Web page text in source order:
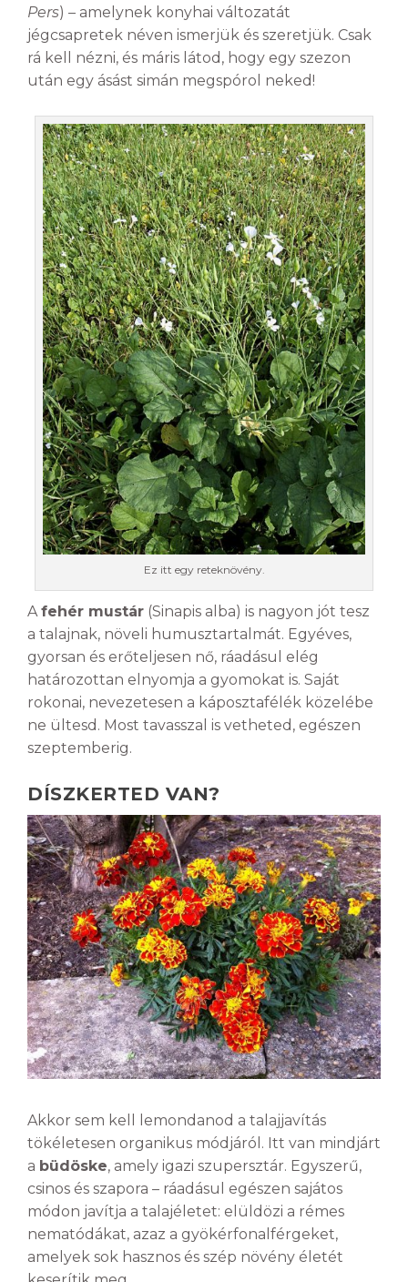
Pers) – amelynek konyhai változatát
jégcsapretek néven ismerjük és szeretjük. Csak
rá kell nézni, és máris látod, hogy egy szezon
után egy ásást simán megspórol neked!
Ez itt egy reteknövény.
A fehér mustár (Sinapis alba) is nagyon jót tesz
a talajnak, növeli humusztartalmát. Egyéves,
gyorsan és erőteljesen nő, ráadásul elég
határozottan elnyomja a gyomokat is. Saját
rokonai, nevezetesen a káposztafélék közelébe
ne ültesd. Most tavasszal is vetheted, egészen
szeptemberig.
DÍSZKERTED VAN?
Akkor sem kell lemondanod a talajjavítás
tökéletesen organikus módjáról. Itt van mindjárt
a büdöske, amely igazi szupersztár. Egyszerű,
csinos és szapora – ráadásul egészen sajátos
módon javítja a talajéletet: elüldözi a rémes
nematódákat, azaz a gyökérfonalférgeket,
amelyek sok hasznos és szép növény életét